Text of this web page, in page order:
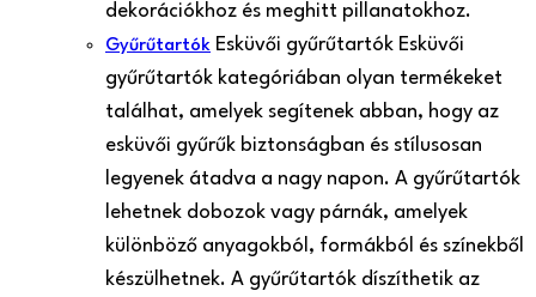
dekorációkhoz és meghitt pillanatokhoz.
Gyűrűtartók Esküvői gyűrűtartók Esküvői
gyűrűtartók kategóriában olyan termékeket
találhat, amelyek segítenek abban, hogy az
esküvői gyűrűk biztonságban és stílusosan
legyenek átadva a nagy napon. A gyűrűtartók
lehetnek dobozok vagy párnák, amelyek
különböző anyagokból, formákból és színekből
készülhetnek. A gyűrűtartók díszíthetik az